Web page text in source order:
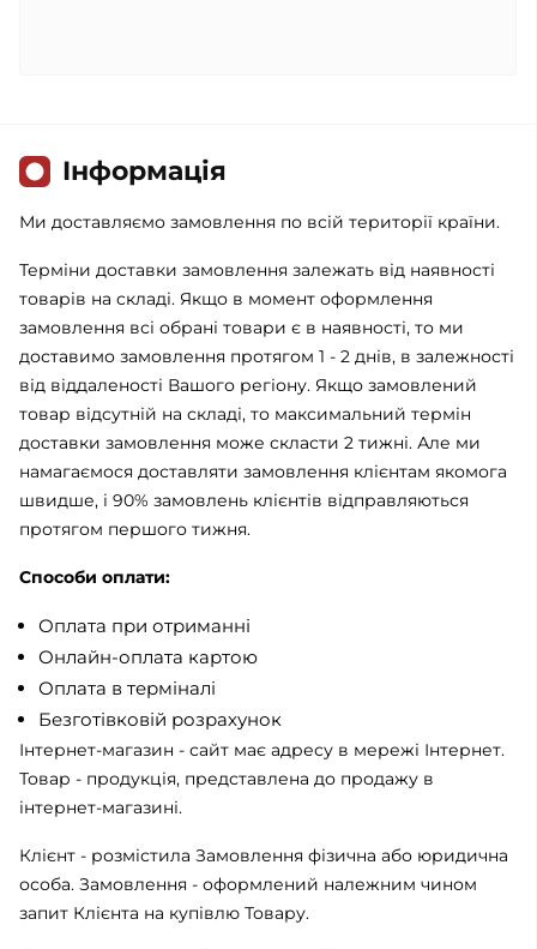
Iнформація
Ми доставляємо замовлення по всій території країни.
Терміни доставки замовлення залежать від наявності
товарів на складі. Якщо в момент оформлення
замовлення всі обрані товари є в наявності, то ми
доставимо замовлення протягом 1 - 2 днів, в залежності
від віддаленості Вашого регіону. Якщо замовлений
товар відсутній на складі, то максимальний термін
доставки замовлення може скласти 2 тижні. Але ми
намагаємося доставляти замовлення клієнтам якомога
швидше, і 90% замовлень клієнтів відправляються
протягом першого тижня.
Способи оплати:
Оплата при отриманні
Онлайн-оплата картою
Оплата в терміналі
Безготівковій розрахунок
Інтернет-магазин - сайт має адресу в мережі Інтернет.
Товар - продукція, представлена ​​до продажу в
інтернет-магазині.
Клієнт - розмістила Замовлення фізична або юридична
особа. Замовлення - оформлений належним чином
запит Клієнта на купівлю Товару.